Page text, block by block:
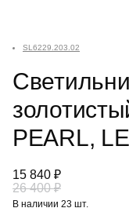
SL6229.203.02
PEARL,
15 840 ₽
26 400 ₽
В наличии 23 шт.